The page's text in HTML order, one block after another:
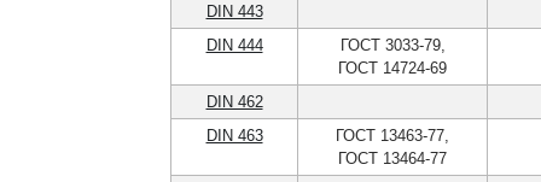
DIN 443
DIN 444
ГОСТ 3033-79,
ГОСТ 14724-69
DIN 462
DIN 463
ГОСТ 13463-77,
ГОСТ 13464-77